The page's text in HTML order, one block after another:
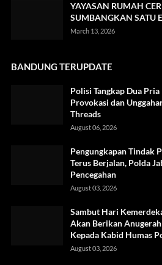
YAYASAN RUMAH
SUMBANGKAN SATU
March 13, 2026
BANDUNG TERUPDATE
Polisi Tangkap Dua
Provokasi dan
Threads
August 06, 2026
Pengungkapan Tindak
Terus Berjalan, Polda
Pencegahan
August 03, 2026
Sambut Hari
Akan Berikan
Kepada Kabid Humas
August 03, 2026